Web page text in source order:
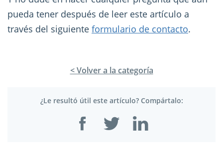
pueda tener después de leer este artículo a
través del siguiente formulario de contacto.
< Volver a la categoría
¿Le resultó útil este artículo? Compártalo: